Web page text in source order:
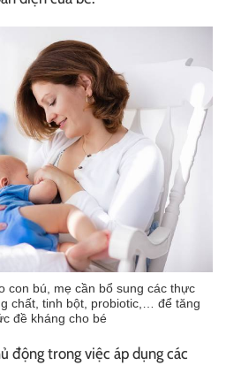
con bú, mẹ cần bổ sung các thực
chất, tinh bột, probiotic,… để tăng
đề kháng cho bé
động trong việc áp dụng các